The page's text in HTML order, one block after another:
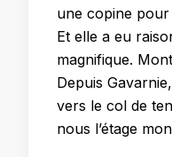
une copine
Et elle a eu
magnifique.
Depuis
vers le col de
nous l’étage